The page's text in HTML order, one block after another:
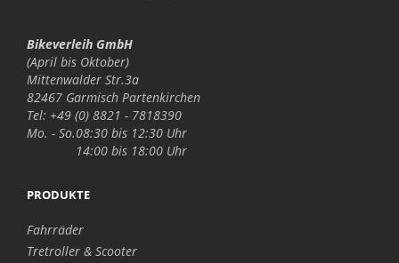
Bikeverleih GmbH
(April bis Oktober)
Mittenwalder Str.3a
82467 Garmisch Partenkirchen
Tel: +49 (0) 8821 - 7818390
Mo. - So.08:30 bis 12:30 Uhr
14:00 bis 18:00 Uhr
PRODUKTE
Fahrräder
Tretroller & Scooter